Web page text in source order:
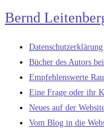
Zum
Inhalt
springen
Bernd
Datenschutzerklärung
Bücher des Autors
Empfehlenswerte
Eine Frage oder ihr
Neues auf der
Vom Blog in die